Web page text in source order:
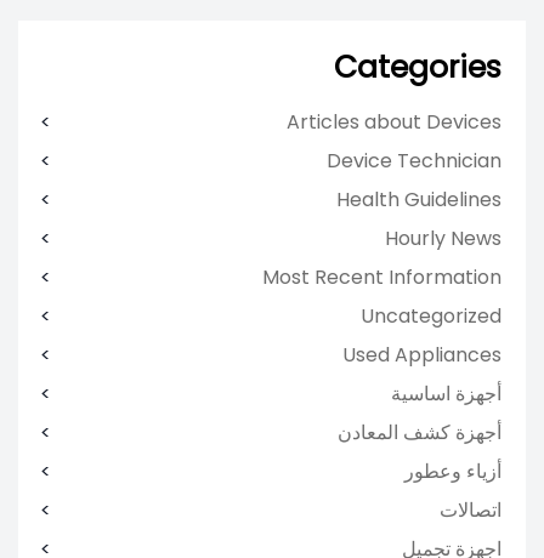
Categories
Articles about Devices
Device Technician
Health Guidelines
Hourly News
Most Recent Information
Uncategorized
Used Appliances
أجهزة اساسية
أجهزة كشف المعادن
أزياء وعطور
اتصالات
اجهزة تجميل